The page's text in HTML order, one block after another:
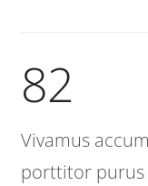
82
Vivamus
porttitor purus